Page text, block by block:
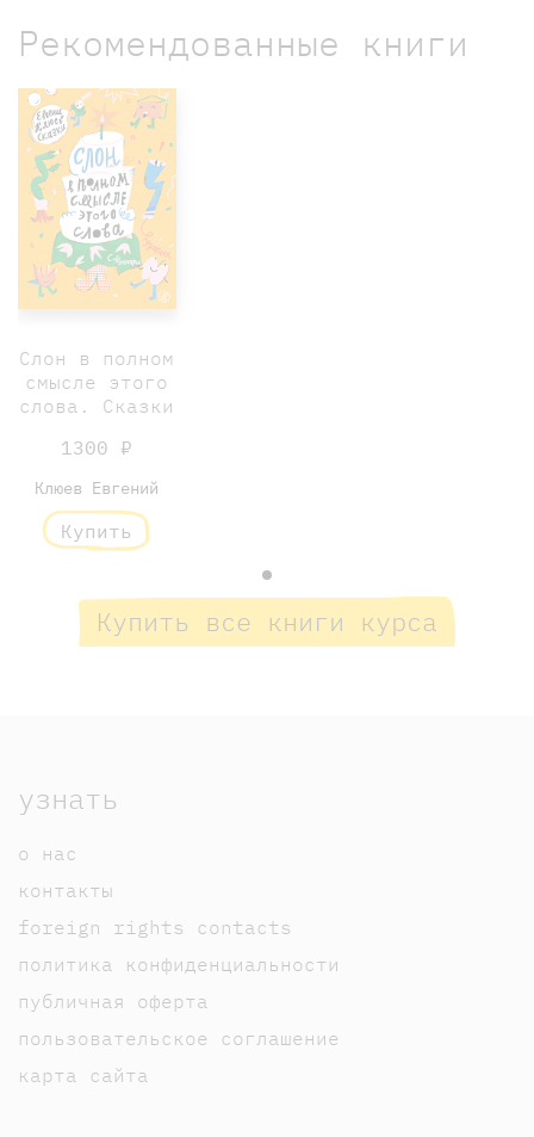
Рекомендованные книги
Слон в полном
смысле этого
слова. Сказки
1300 ₽
Клюев Евгений
Купить
Купить все книги курса
узнать
о нас
контакты
foreign rights contacts
политика конфиденциальности
публичная оферта
пользовательское соглашение
карта сайта